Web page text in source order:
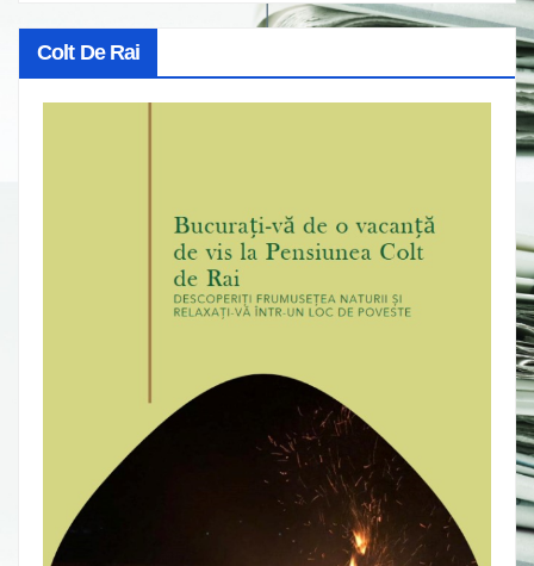
Colt De Rai